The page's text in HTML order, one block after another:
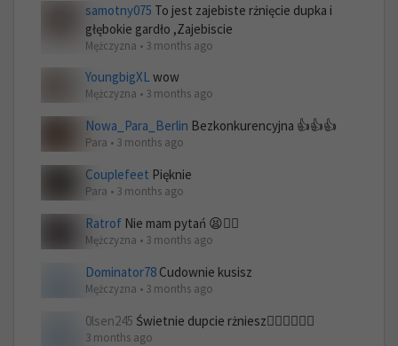
samotny075 To jest zajebiste rżnięcie dupka i
głębokie gardło ,Zajebiscie
Mężczyzna • 3 months ago
YoungbigXL wow
Mężczyzna • 3 months ago
Nowa_Para_Berlin Bezkonkurencyjna 👍👍👍
Para • 3 months ago
Couplefeet Pięknie
Para • 3 months ago
Ratrof Nie mam pytań 😫😮‍💨
Mężczyzna • 3 months ago
Dominator78 Cudownie kusisz
Mężczyzna • 3 months ago
0lsen245 Świetnie dupcie rżniesz❤️‍🔥❤️‍🔥❤️‍🔥
3 months ago